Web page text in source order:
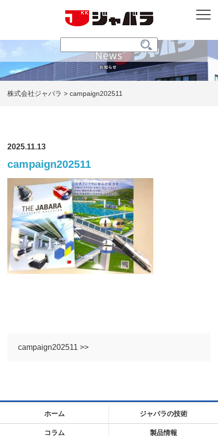
株式会社ジャバラ > campaign202511
2025.11.13
campaign202511
campaign202511 >>
ホーム ジャバラの技術
コラム 製品情報